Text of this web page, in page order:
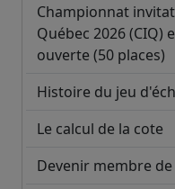
Championnat
Québec 2026 (CIQ)
ouverte (50 places)
Histoire du jeu
Le calcul de la cote
Devenir membre de